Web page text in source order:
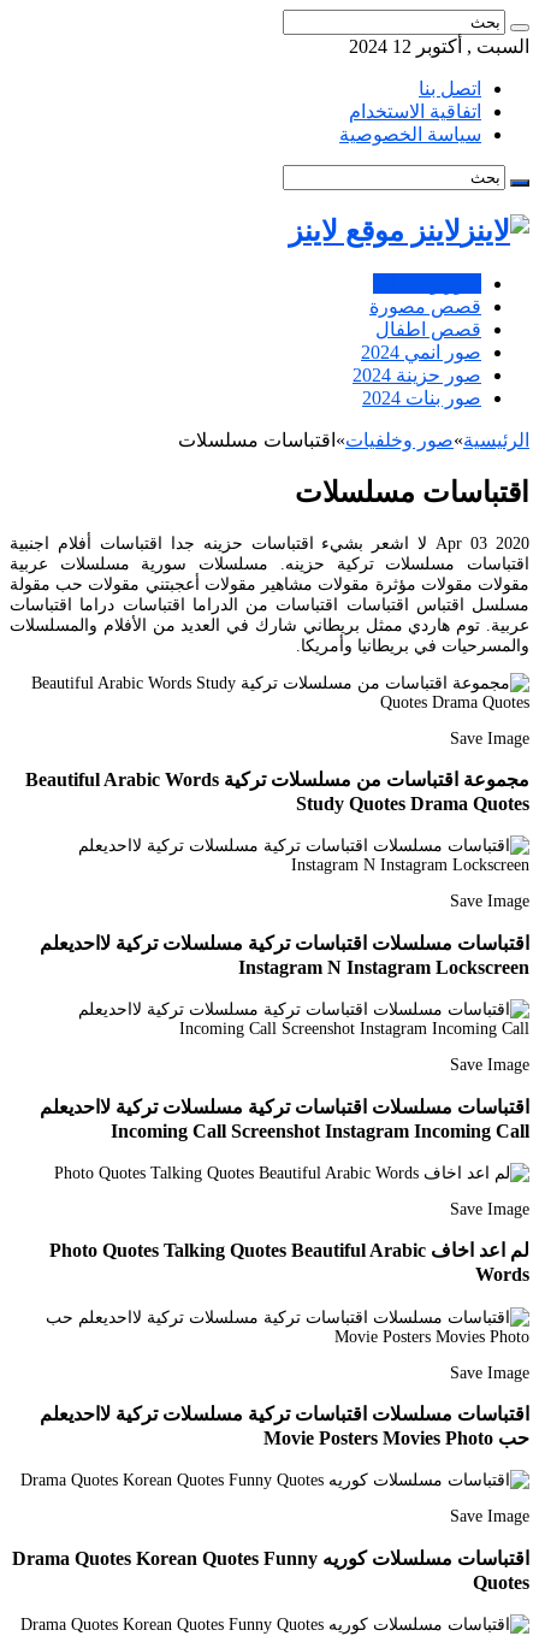
السبت , أكتوبر 12 2024
اتصل بنا
اتفاقية الاستخدام
سياسة الخصوصية
لاينز موقع لاينز
قصص مصورة
قصص اطفال
صور انمي 2024
صور حزينة 2024
صور بنات 2024
الرئيسية»صور وخلفيات» اقتباسات مسلسلات
اقتباسات مسلسلات
Apr 03 2020 لا اشعر بشيء اقتباسات حزينه جدا اقتباسات أفلام اجنبية
اقتباسات مسلسلات تركية حزينه. مسلسلات سورية مسلسلات عربية
مقولات مقولات مؤثرة مقولات مشاهير مقولات أعجبتني مقولات حب مقولة
مسلسل اقتباس اقتباسات اقتباسات من الدراما اقتباسات دراما اقتباسات
عربية. توم هاردي ممثل بريطاني شارك في العديد من الأفلام والمسلسلات
والمسرحيات في بريطانيا وأمريكا.
Save Image
مجموعة اقتباسات من مسلسلات تركية Beautiful Arabic Words
Study Quotes Drama Quotes
Save Image
اقتباسات مسلسلات اقتباسات تركية مسلسلات تركية لااحديعلم
Instagram N Instagram Lockscreen
Save Image
اقتباسات مسلسلات اقتباسات تركية مسلسلات تركية لااحديعلم
Incoming Call Screenshot Instagram Incoming Call
Save Image
لم اعد اخاف Photo Quotes Talking Quotes Beautiful Arabic
Words
Save Image
اقتباسات مسلسلات اقتباسات تركية مسلسلات تركية لااحديعلم
حب Movie Posters Movies Photo
Save Image
اقتباسات مسلسلات كوريه Drama Quotes Korean Quotes Funny
Quotes